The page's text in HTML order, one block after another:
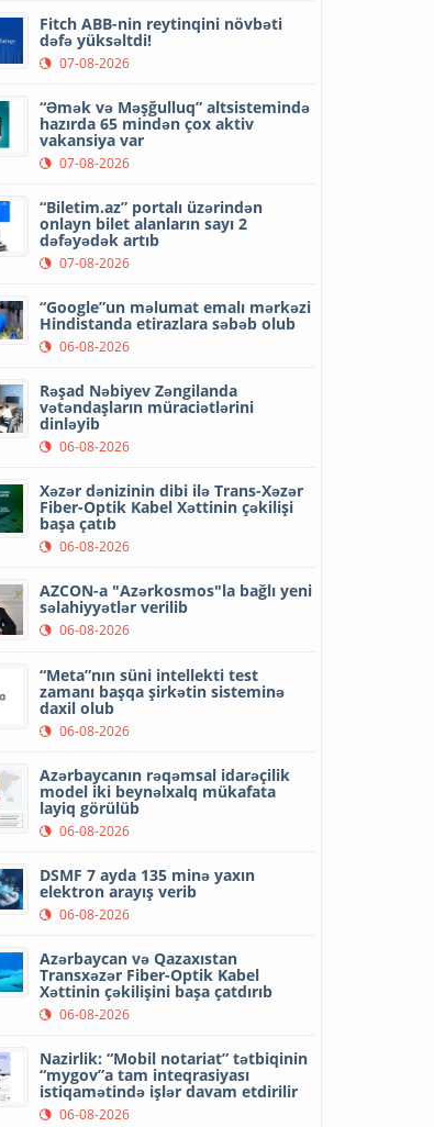
Fitch ABB-nin reytinqini növbəti
dəfə yüksəltdi!
07-08-2026
“Əmək və Məşğulluq” altsistemində
hazırda 65 mindən çox aktiv
vakansiya var
07-08-2026
“Biletim.az” portalı üzərindən
onlayn bilet alanların sayı 2
dəfəyədək artıb
07-08-2026
“Google”un məlumat emalı mərkəzi
Hindistanda etirazlara səbəb olub
06-08-2026
Rəşad Nəbiyev Zəngilanda
vətəndaşların müraciətlərini
dinləyib
06-08-2026
Xəzər dənizinin dibi ilə Trans-Xəzər
Fiber-Optik Kabel Xəttinin çəkilişi
başa çatıb
06-08-2026
AZCON-a "Azərkosmos"la bağlı yeni
səlahiyyətlər verilib
06-08-2026
“Meta”nın süni intellekti test
zamanı başqa şirkətin sisteminə
daxil olub
06-08-2026
Azərbaycanın rəqəmsal idarəçilik
model iki beynəlxalq mükafata
layiq görülüb
06-08-2026
DSMF 7 ayda 135 minə yaxın
elektron arayış verib
06-08-2026
Azərbaycan və Qazaxıstan
Transxəzər Fiber-Optik Kabel
Xəttinin çəkilişini başa çatdırıb
06-08-2026
Nazirlik: “Mobil notariat” tətbiqinin
“mygov”a tam inteqrasiyası
istiqamətində işlər davam etdirilir
06-08-2026